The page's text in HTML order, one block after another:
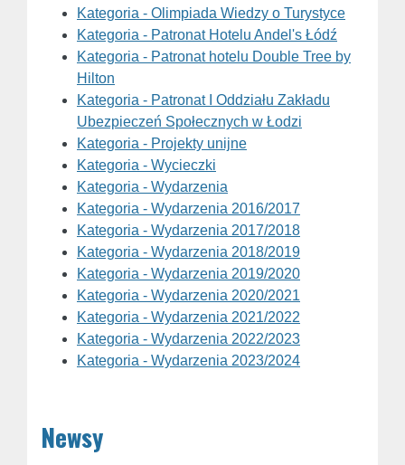
Kategoria - Olimpiada Wiedzy o Turystyce
Kategoria - Patronat Hotelu Andel's Łódź
Kategoria - Patronat hotelu Double Tree by
Hilton
Kategoria - Patronat I Oddziału Zakładu
Ubezpieczeń Społecznych w Łodzi
Kategoria - Projekty unijne
Kategoria - Wycieczki
Kategoria - Wydarzenia
Kategoria - Wydarzenia 2016/2017
Kategoria - Wydarzenia 2017/2018
Kategoria - Wydarzenia 2018/2019
Kategoria - Wydarzenia 2019/2020
Kategoria - Wydarzenia 2020/2021
Kategoria - Wydarzenia 2021/2022
Kategoria - Wydarzenia 2022/2023
Kategoria - Wydarzenia 2023/2024
Newsy